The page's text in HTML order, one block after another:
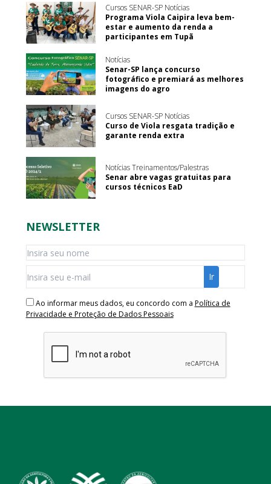
Cursos SENAR-SP Notícias
Programa Viola Caipira leva bem-
estar e aumento da renda a
participantes em Tupã
Notícias
Senar-SP lança concurso
fotográfico e premiará as melhores
imagens do agro
Cursos SENAR-SP Notícias
Curso de Viola resgata tradição e
garante renda extra
Notícias Treinamentos/Palestras
Senar abre vagas gratuitas para
cursos técnicos EaD
NEWSLETTER
Ao informar meus dados, eu concordo com a Política de
Privacidade e Proteção de Dados Pessoais